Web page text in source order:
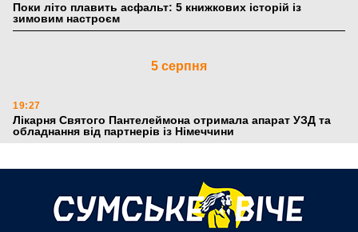
Поки літо плавить асфальт: 5 книжкових історій із
зимовим настроєм
5 серпня
19:27
Лікарня Святого Пантелеймона отримала апарат УЗД та
обладнання від партнерів із Німеччини
укриття та енергетичну підтримку для Сумської громади